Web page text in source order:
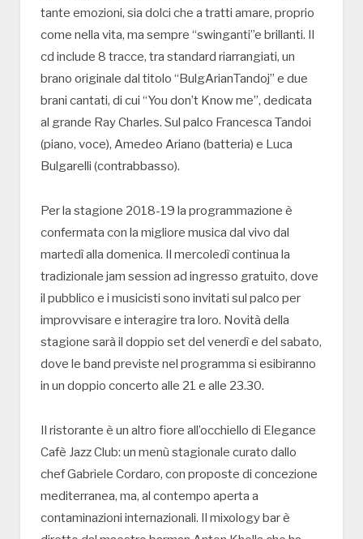
tante emozioni, sia dolci che a tratti amare, proprio
come nella vita, ma sempre “swinganti”e brillanti. Il
cd include 8 tracce, tra standard riarrangiati, un
brano originale dal titolo “BulgArianTandoj” e due
brani cantati, di cui “You don’t Know me”, dedicata
al grande Ray Charles. Sul palco Francesca Tandoi
(piano, voce), Amedeo Ariano (batteria) e Luca
Bulgarelli (contrabbasso).
Per la stagione 2018-19 la programmazione è
confermata con la migliore musica dal vivo dal
martedì alla domenica. Il mercoledì continua la
tradizionale jam session ad ingresso gratuito, dove
il pubblico e i musicisti sono invitati sul palco per
improvvisare e interagire tra loro. Novità della
stagione sarà il doppio set del venerdì e del sabato,
dove le band previste nel programma si esibiranno
in un doppio concerto alle 21 e alle 23.30.
Il ristorante è un altro fiore all’occhiello di Elegance
Cafè Jazz Club: un menù stagionale curato dallo
chef Gabriele Cordaro, con proposte di concezione
mediterranea, ma, al contempo aperta a
contaminazioni internazionali. Il mixology bar è